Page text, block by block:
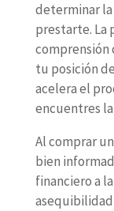
determinar
prestarte. La
tu posición
acelera el
encuentres la
Al comprar
bien
financiero a